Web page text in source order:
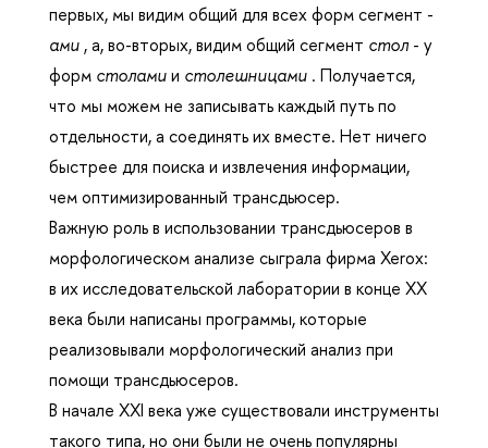
первых, мы видим общий для всех форм сегмент -
ами , а, во-вторых, видим общий сегмент стол - у
форм столамии столешницами . Получается,
что мы можем не записывать каждый путь по
отдельности, а соединять их вместе. Нет ничего
быстрее для поиска и извлечения информации,
чем оптимизированный трансдьюсер.
Важную роль в использовании трансдьюсеров в
морфологическом анализе сыграла фирма Xerox:
в их исследовательской лаборатории в конце XX
века были написаны программы, которые
реализовывали морфологический анализ при
помощи трансдьюсеров.
В начале XXI века уже существовали инструменты
такого типа, но они были не очень популярны